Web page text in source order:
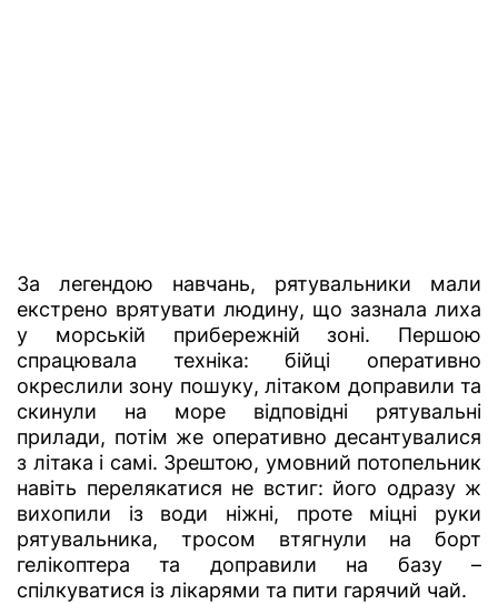
За легендою навчань, рятувальники мали
екстрено врятувати людину, що зазнала лиха
у морській прибережній зоні. Першою
спрацювала техніка: бійці оперативно
окреслили зону пошуку, літаком доправили та
скинули на море відповідні рятувальні
прилади, потім же оперативно десантувалися
з літака і самі. Зрештою, умовний потопельник
навіть перелякатися не встиг: його одразу ж
вихопили із води ніжні, проте міцні руки
рятувальника, тросом втягнули на борт
гелікоптера та доправили на базу –
спілкуватися із лікарями та пити гарячий чай.